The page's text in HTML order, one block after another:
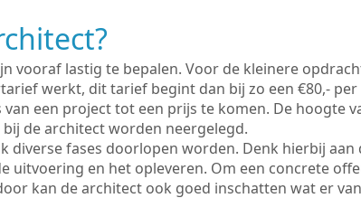
vooraf lastig te bepalen. Voor de kleinere
werkt, dit tarief begint dan bij zo een €80,-
een project tot een prijs te komen. De hoogte
de architect worden neergelegd.
diverse fases doorlopen worden. Denk hierbij
uitvoering en het opleveren. Om een concrete
kan de architect ook goed inschatten wat er